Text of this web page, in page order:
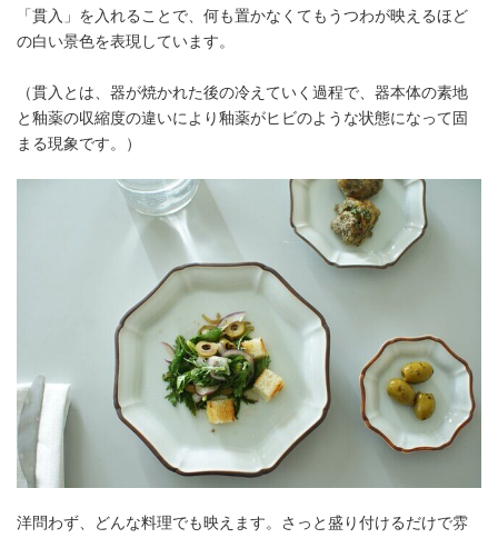
「貫入」を入れることで、何も置かなくてもうつわが映えるほど
の白い景色を表現しています。
（貫入とは、器が焼かれた後の冷えていく過程で、器本体の素地
と釉薬の収縮度の違いにより釉薬がヒビのような状態になって固
まる現象です。）
洋問わず、どんな料理でも映えます。さっと盛り付けるだけで雰